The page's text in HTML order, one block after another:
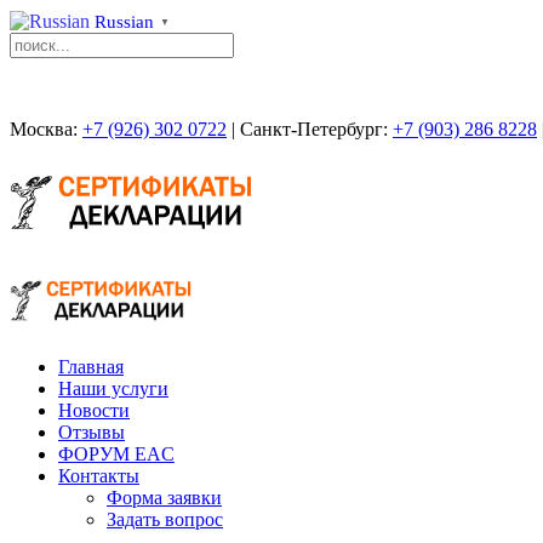
Russian ▼
Москва: +7 (926) 302 0722 | Санкт-Петербург: +7 (903) 286 8228
Главная
Наши услуги
Новости
Отзывы
ФОРУМ EAC
Контакты
Форма заявки
Задать вопрос